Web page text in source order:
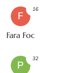
F
Fara Foc
16
P
32